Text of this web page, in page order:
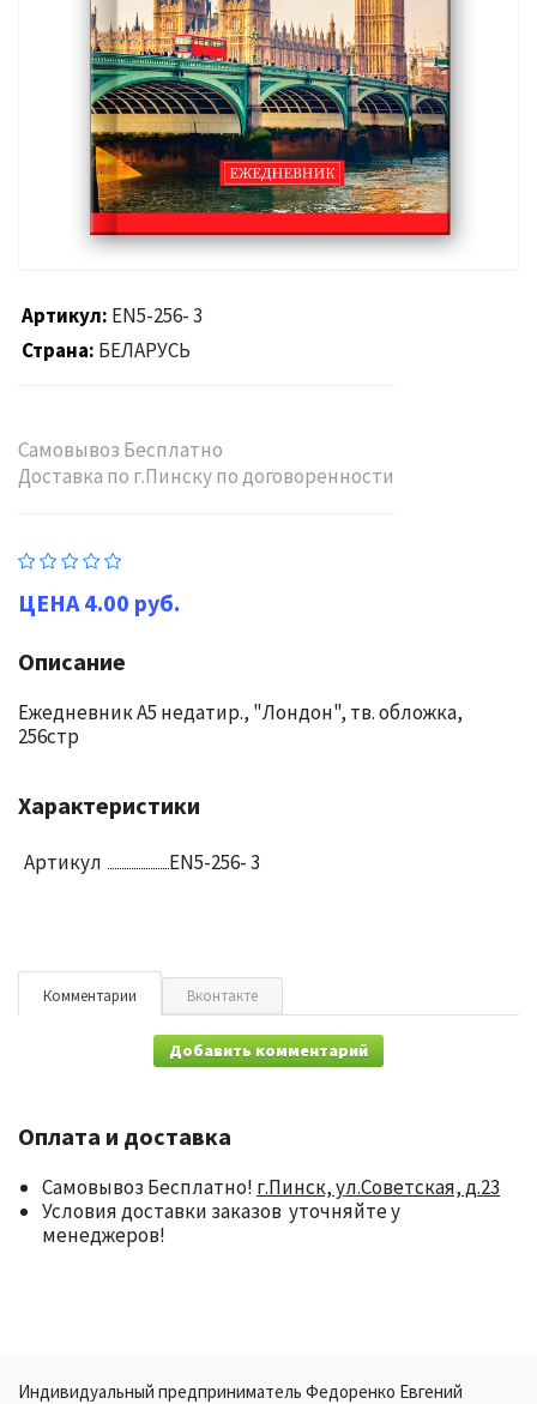
Артикул EN5-256- 3
Страна БЕЛАРУСЬ
Самовывоз Бесплатно
Доставка по г.Пинску по договоренности
4.00 руб.
Описание
Ежедневник А5 недатир., "Лондон", тв. обложка,
256стр
Характеристики
Артикул EN5-256- 3
Комментарии Вконтакте
Добавить комментарий
Оплата и доставка
Самовывоз Бесплатно! г.Пинск, ул.Советская, д.23
Условия доставки заказов уточняйте у
менеджеров!
Индивидуальный предприниматель Федоренко Евгений